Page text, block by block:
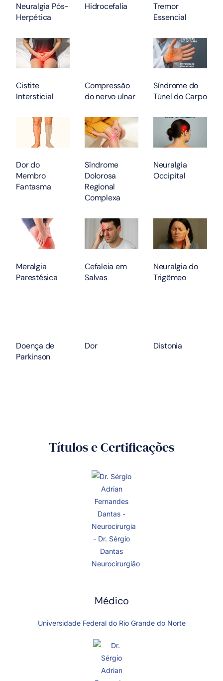
Neuralgia Pós-
Herpética
Hidrocefalia
Tremor
Essencial
Cistite
Intersticial
Compressão
do nervo ulnar
Síndrome do
Túnel do Carpo
Dor do
Membro
Fantasma
Síndrome
Dolorosa
Regional
Complexa
Neuralgia
Occipital
Meralgia
Parestésica
Cefaleia em
Salvas
Neuralgia do
Trigêmeo
Doença de
Parkinson
Dor Distonia
Títulos e Certificações
Médico
Universidade Federal do Rio Grande do Norte